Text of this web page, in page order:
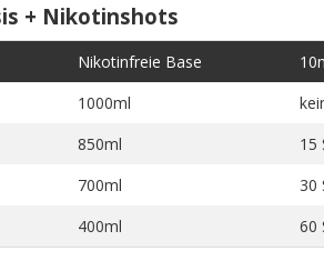
+ Nikotinshots
Nikotinfreie Base
1000ml
850ml
15
700ml
30
400ml 60